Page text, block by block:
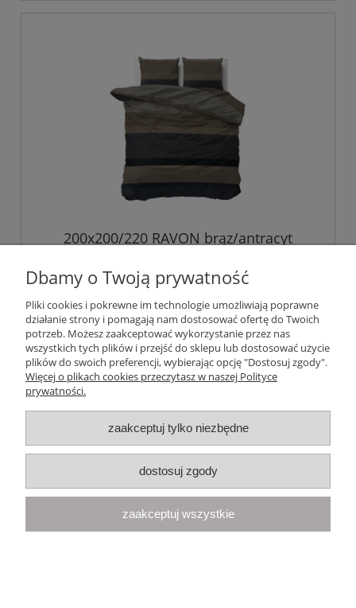
200x200/220 RAVON brąz/antracyt
227,18 zł
do koszyka
Dbamy o Twoją prywatność
Pliki cookies i pokrewne im technologie umożliwiają poprawne
działanie strony i pomagają nam dostosować ofertę do Twoich
potrzeb. Możesz zaakceptować wykorzystanie przez nas
wszystkich tych plików i przejść do sklepu lub dostosować użycie
plików do swoich preferencji, wybierając opcję "Dostosuj zgody".
Więcej o plikach cookies przeczytasz w naszej Polityce
prywatności.
zaakceptuj tylko niezbędne
dostosuj zgody
zaakceptuj wszystkie